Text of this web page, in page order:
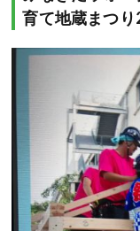
育て地蔵まつり